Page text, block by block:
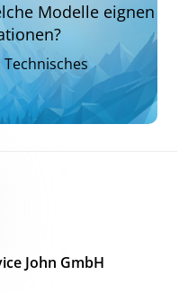
Modelle eignen
Technisches
John GmbH